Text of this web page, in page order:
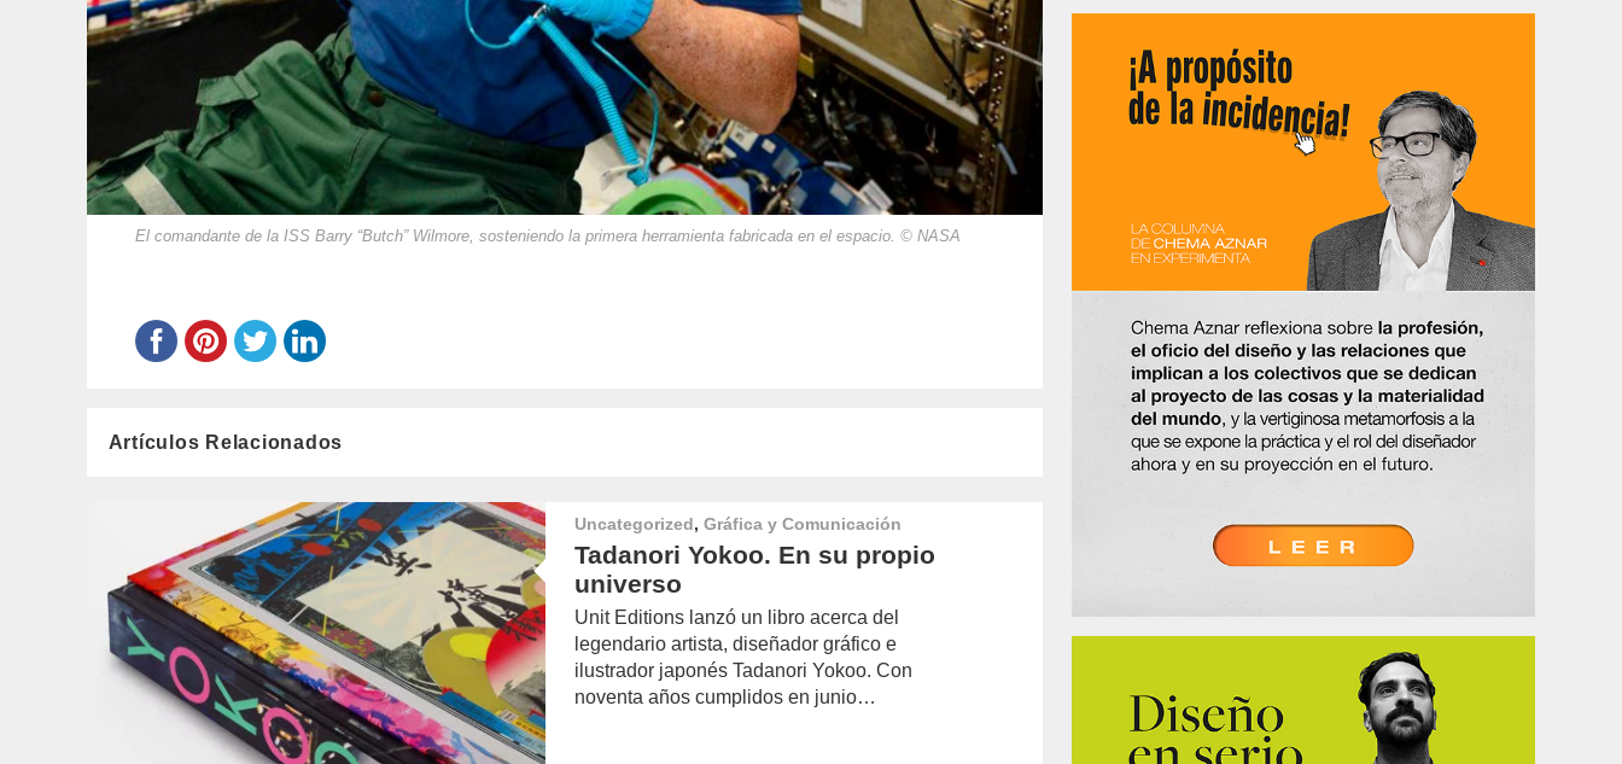
El comandante de la ISS Barry “Butch” Wilmore, sosteniendo la primera herramienta fabricada en el espacio. © NASA
Artículos Relacionados
Uncategorized,Gráfica y Comunicación
Tadanori Yokoo. En su propio
universo
Unit Editions lanzó un libro acerca del
legendario artista, diseñador gráfico e
ilustrador japonés Tadanori Yokoo. Con
noventa años cumplidos en junio…